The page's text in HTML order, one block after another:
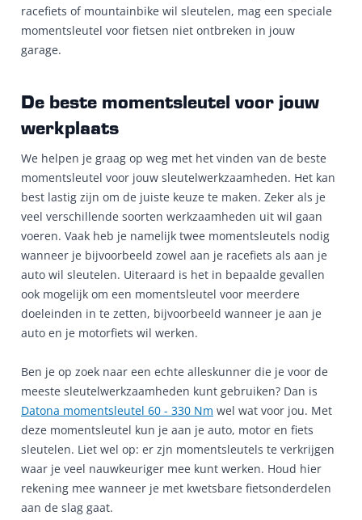
racefiets of mountainbike wil sleutelen, mag een speciale
momentsleutel voor fietsen niet ontbreken in jouw
garage.
De beste momentsleutel voor jouw
werkplaats
We helpen je graag op weg met het vinden van de beste
momentsleutel voor jouw sleutelwerkzaamheden. Het kan
best lastig zijn om de juiste keuze te maken. Zeker als je
veel verschillende soorten werkzaamheden uit wil gaan
voeren. Vaak heb je namelijk twee momentsleutels nodig
wanneer je bijvoorbeeld zowel aan je racefiets als aan je
auto wil sleutelen. Uiteraard is het in bepaalde gevallen
ook mogelijk om een momentsleutel voor meerdere
doeleinden in te zetten, bijvoorbeeld wanneer je aan je
auto en je motorfiets wil werken.
Ben je op zoek naar een echte alleskunner die je voor de
meeste sleutelwerkzaamheden kunt gebruiken? Dan is
Datona momentsleutel 60 - 330 Nm wel wat voor jou. Met
deze momentsleutel kun je aan je auto, motor en fiets
sleutelen. Liet wel op: er zjn momentsleutels te verkrijgen
waar je veel nauwkeuriger mee kunt werken. Houd hier
rekening mee wanneer je met kwetsbare fietsonderdelen
aan de slag gaat.